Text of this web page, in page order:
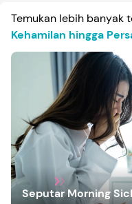
Temukan lebih banyak
Kehamilan hingga
Seputar